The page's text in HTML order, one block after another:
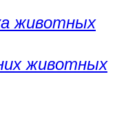
животных
животных